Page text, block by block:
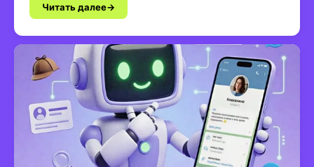
Читать далее